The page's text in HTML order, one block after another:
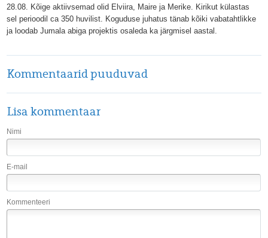
28.08. Kõige aktiivsemad olid Elviira, Maire ja Merike. Kirikut külastas
sel perioodil ca 350 huvilist. Koguduse juhatus tänab kõiki vabatahtlikke
ja loodab Jumala abiga projektis osaleda ka järgmisel aastal.
Kommentaarid puuduvad
Lisa kommentaar
Nimi
E-mail
Kommenteeri